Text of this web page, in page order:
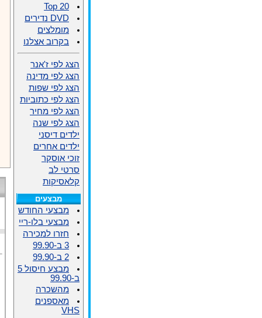
Top 20
DVD נדירים
מומלצים
בקרוב אצלנו
הצג לפי ז'אנר
הצג לפי מדינה
הצג לפי שפות
הצג לפי כתוביות
הצג לפי מחיר
הצג לפי שנה
ילדים דיסני
ילדים אחרים
זוכי אוסקר
סרטי לב
קלאסיקות
מבצעים
מבצעי החודש
מבצעי בלו-ריי
חזרו למכירה
3 ב-99.90
2 ב-99.90
מבצע חיסול 5
ב-99.90
מהשכרה
מאספנים
VHS